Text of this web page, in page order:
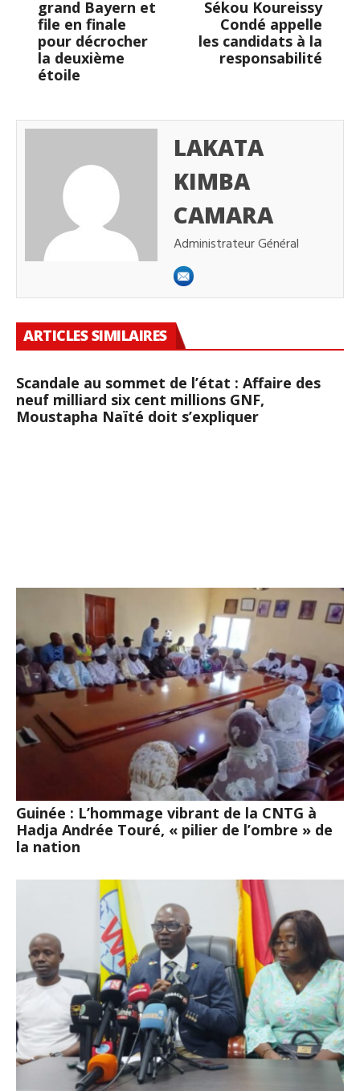
grand Bayern et
file en finale
pour décrocher
la deuxième
étoile
Sékou Koureissy
Condé appelle
les candidats à la
responsabilité
LAKATA
KIMBA
CAMARA
Administrateur Général
ARTICLES SIMILAIRES
Scandale au sommet de l’état : Affaire des
neuf milliard six cent millions GNF,
Moustapha Naïté doit s’expliquer
Guinée : L’hommage vibrant de la CNTG à
Hadja Andrée Touré, « pilier de l’ombre » de
la nation